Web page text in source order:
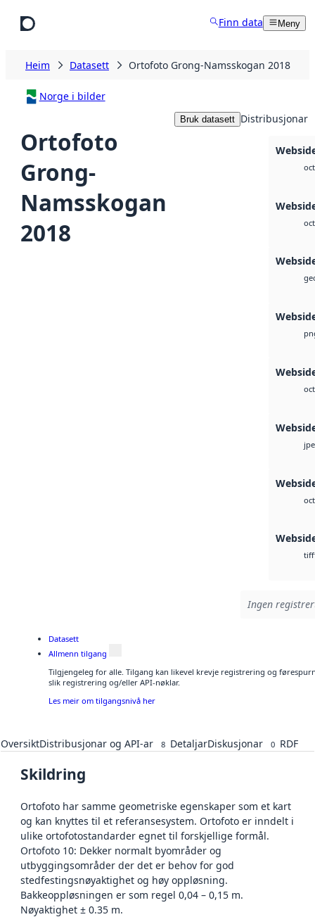
Finn data Meny
Heim Datasett Ortofoto Grong-Namsskogan 2018
Norge i bilder
Ortofoto
Grong-
Namsskogan
2018
Bruk datasett Distribusjonar
tiff
Ingen
Datasett
Allmenn tilgang
Tilgjengeleg for alle. Tilgang kan likevel krevje registrering og
slik registrering og/eller API-nøklar.
Les meir om tilgangsnivå her
OversiktDistribusjonar og API-ar 8 DetaljarDiskusjonar 0 RDF
Skildring
Ortofoto har samme geometriske egenskaper som et kart
og kan knyttes til et referansesystem. Ortofoto er inndelt i
ulike ortofotostandarder egnet til forskjellige formål.
Ortofoto 10: Dekker normalt byområder og
utbyggingsområder der det er behov for god
stedfestingsnøyaktighet og høy oppløsning.
Bakkeoppløsningen er som regel 0,04 – 0,15 m.
Nøyaktighet ± 0.35 m.